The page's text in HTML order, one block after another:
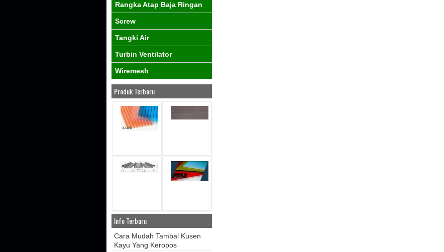
Rangka Atap Baja Ringan
Screw
Tangki Air
Turbin Ventilator
Wiremesh
Produk Terbaru
Info Terbaru
Cara Mudah Tambal Kusen
Kayu Yang Keropos